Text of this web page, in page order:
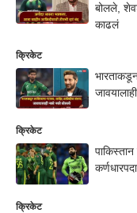
बोलले,
काढलं
क्रिकेट
क्रिकेट
क्रिकेट